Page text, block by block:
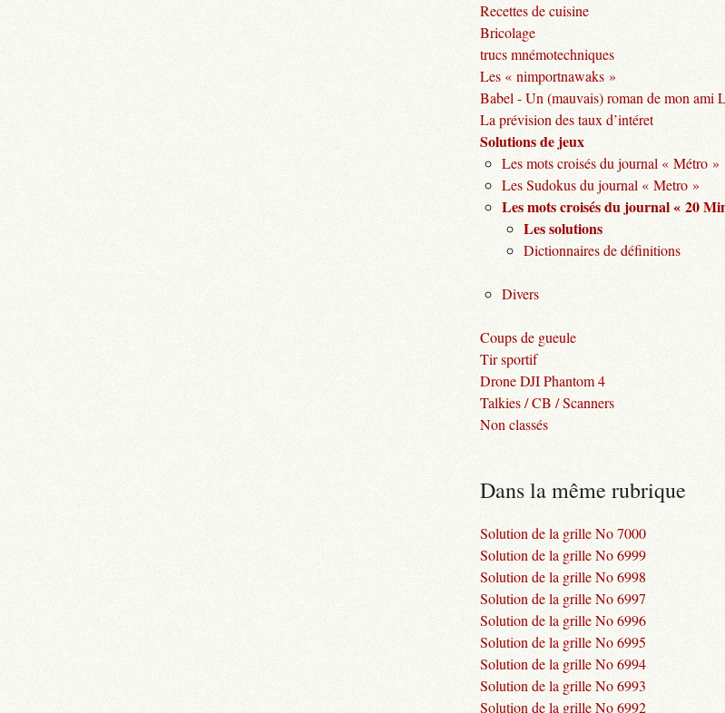
Recettes de cuisine
Bricolage
trucs mnémotechniques
Les « nimportnawaks »
Babel - Un (mauvais) roman de mon ami
La prévision des taux d’intéret
Solutions de jeux
Les mots croisés du journal « Métro »
Les Sudokus du journal « Metro »
Les mots croisés du journal « 20
Les solutions
Dictionnaires de définitions
Divers
Coups de gueule
Tir sportif
Drone DJI Phantom 4
Talkies / CB / Scanners
Non classés
Dans la même rubrique
Solution de la grille No 7000
Solution de la grille No 6999
Solution de la grille No 6998
Solution de la grille No 6997
Solution de la grille No 6996
Solution de la grille No 6995
Solution de la grille No 6994
Solution de la grille No 6993
Solution de la grille No 6992